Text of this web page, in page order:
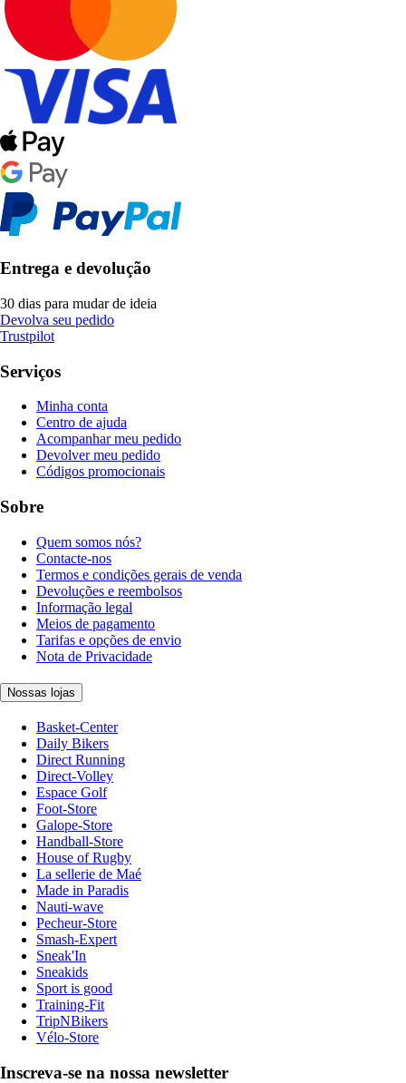
Entrega e devolução
30 dias para mudar de ideia
Devolva seu pedido
Trustpilot
Serviços
Minha conta
Centro de ajuda
Acompanhar meu pedido
Devolver meu pedido
Códigos promocionais
Sobre
Quem somos nós?
Contacte-nos
Termos e condições gerais de venda
Devoluções e reembolsos
Informação legal
Meios de pagamento
Tarifas e opções de envio
Nota de Privacidade
Nossas lojas
Basket-Center
Daily Bikers
Direct Running
Direct-Volley
Espace Golf
Foot-Store
Galope-Store
Handball-Store
House of Rugby
La sellerie de Maé
Made in Paradis
Nauti-wave
Pecheur-Store
Smash-Expert
Sneak'In
Sneakids
Sport is good
Training-Fit
TripNBikers
Vélo-Store
Inscreva-se na nossa newsletter